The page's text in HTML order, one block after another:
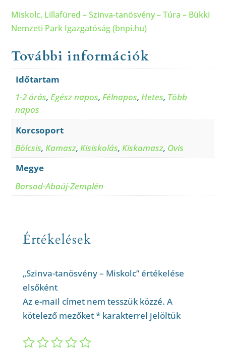
Miskolc, Lillafüred – Szinva-tanösvény – Túra – Bükki
Nemzeti Park Igazgatóság (bnpi.hu)
További információk
Időtartam
1-2 órás,Egész napos,Félnapos,Hetes, Több
napos
Korcsoport
Bölcsis,Kamasz,Kisiskolás,Kiskamasz, Ovis
Megye
Borsod-Abaúj-Zemplén
Értékelések
„Szinva-tanösvény – Miskolc” értékelése
elsőként
Az e-mail címet nem tesszük közzé. A
kötelező mezőket*karakterrel jelöltük